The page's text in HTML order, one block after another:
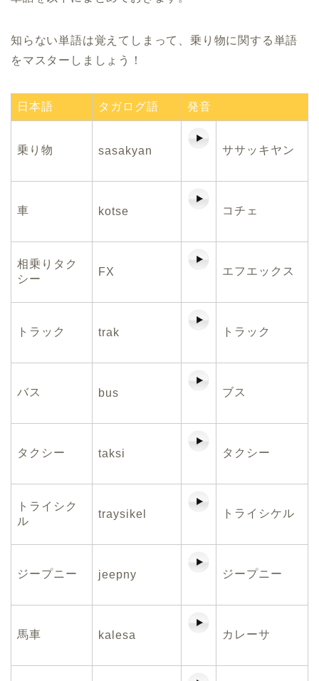
知らない単語は覚えてしまって、乗り物に関する単語
をマスターしましょう！
日本語 タガログ語 発音
乗り物 sasakyan ササッキヤン
車 kotse コチェ
相乗りタク
シー
FX エフエックス
トラック trak トラック
バス bus ブス
タクシー taksi タクシー
トライシク
ル
traysikel トライシケル
ジープニー jeepny ジープニー
馬車 kalesa カレーサ